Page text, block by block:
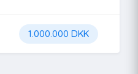
1.000.000 DKK